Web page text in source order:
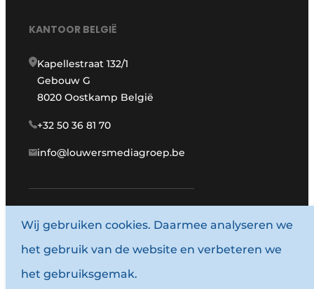
KANTOOR BELGIË
Kapellestraat 132/1
Gebouw G
8020 Oostkamp België
+32 50 36 81 70
info@louwersmediagroep.be
www.louwersmediagroep.com
© 1987 - 2026 Louwersmediagroep.
Algemene voorwaarden
Wij gebruiken cookies. Daarmee analyseren we
het gebruik van de website en verbeteren we
het gebruiksgemak.